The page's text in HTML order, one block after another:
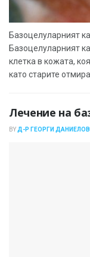
Базоцелуларният
Базоцелуларният
клетка в кожата,
като старите
Лечение на
BY Д-Р ГЕОРГИ